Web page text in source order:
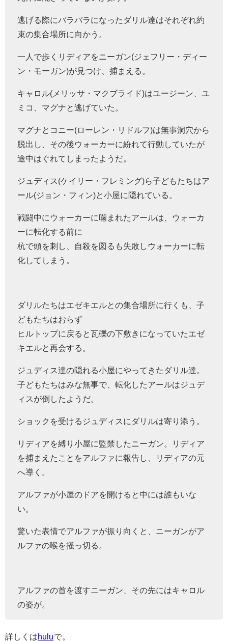
逃げる際にバラバラになったダリル達はそれぞれ約
束の集合場所に向かう。
一人で歩くリディアをニーガン(ジェフリー・ディー
ン・モーガン)が見つけ、捕まえる。
キャロル(メリッサ・マクブライド)はユージーン、ユ
ミコ、マグナと逃げていた。
マグナとコニー(ローレン・リドルフ)は無事洞穴から
脱出し、その後ウォーカーに紛れて行動していたが
途中はぐれてしまったようだ。
ジュディス(ケイリー・フレミング)ら子どもたちはア
ール(ジョン・フィン)と小屋に隠れている。
戦闘中にウォーカーに噛まれたアールは、ウォーカ
ーに転化する前に
杭で頭を刺し、自殺を図るも失敗しウォーカーに転
化してしまう。
ダリルたちはエゼキエルとの集合場所に行くも、子
どもたちはおらず
ヒルトップに戻ると瓦礫の下敷きになっていたエゼ
キエルと再会する。
ジュディス達の隠れる小屋にやってきたダリル達。
子どもたちはみな無事で、転化したアールはジュデ
ィスが倒したようだ。
ショックを受けるジュディスにダリルは寄り添う。
リディアを縛り小屋に監禁したニーガン。リディア
を捕まえたことをアルファに報告し、リディアの元
へ導く。
アルファが小屋のドアを開けると中には誰もいな
い。
驚いた表情でアルファが振り向くと、ニーガンがア
ルファの喉を掻っ切る。
アルファの首を渡すニーガン、その先にはキャロル
の姿が。
詳しくはhuluで。